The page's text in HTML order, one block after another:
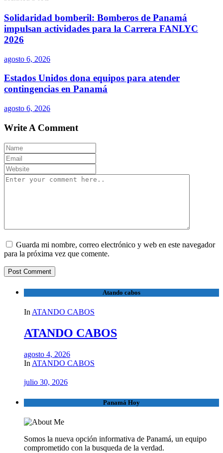
Solidaridad bomberil: Bomberos de Panamá
impulsan actividades para la Carrera FANLYC
2026
agosto 6, 2026
Estados Unidos dona equipos para atender
contingencias en Panamá
agosto 6, 2026
Write A Comment
Guarda mi nombre, correo electrónico y web en este navegador
para la próxima vez que comente.
Atando cabos
In ATANDO CABOS
ATANDO CABOS
agosto 4, 2026
In ATANDO CABOS
julio 30, 2026
Panamá Hoy
Somos la nueva opción informativa de Panamá, un equipo
comprometido con la busqueda de la verdad.